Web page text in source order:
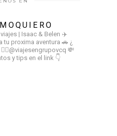
| Isaac & Belen ✈️
tu proxima aventura 🚗 ¿
💸
y tips en el link 👇